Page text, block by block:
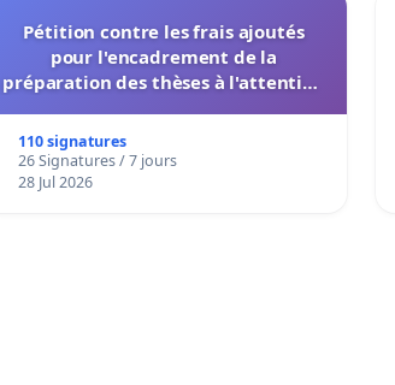
Pétition contre les frais ajoutés
pour l'encadrement de la
préparation des thèses à l'attention
décisionnelles de l'UIASS
110 signatures
26 Signatures / 7 jours
28 Jul 2026